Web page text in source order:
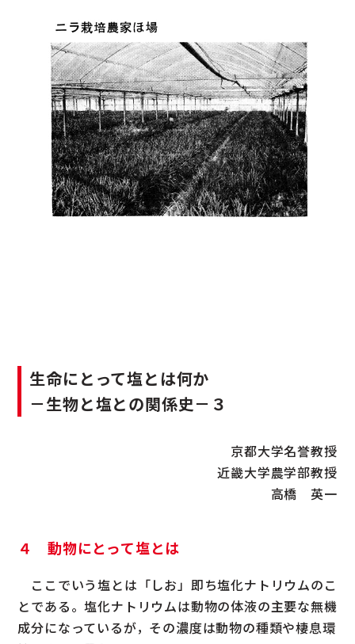
生命にとって塩とは何か
－生物と塩との関係史－３
京都大学名誉教授
近畿大学農学部教授
高橋 英一
４ 動物にとって塩とは
ここでいう塩とは「しお」即ち塩化ナトリウムのこ
とである。塩化ナトリウムは動物の体液の主要な無機
成分になっているが，その濃度は動物の種類や棲息環